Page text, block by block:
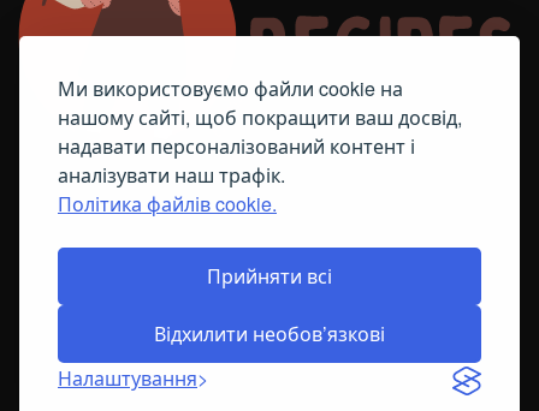
Ми використовуємо файли cookie на
нашому сайті, щоб покращити ваш досвід,
надавати персоналізований контент і
аналізувати наш трафік.
Політика файлів cookie.
Прийняти всі
Відхилити необов’язкові
Налаштування
ПОЛІТИКА ЩОДО ФАЙЛІВ COOKIE
© All Right Reserved2026